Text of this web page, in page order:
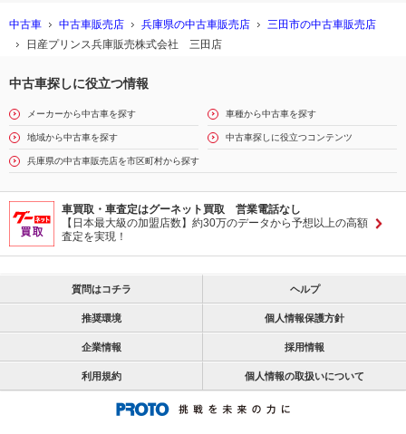
中古車 中古車販売店 兵庫県の中古車販売店
三田市の中古車販売店
日産プリンス兵庫販売株式会社 三田店
中古車探しに役立つ情報
メーカーから中古車を探す 車種から中古車を探す
地域から中古車を探す 中古車探しに役立つコンテンツ
兵庫県の中古車販売店を市区町村から探す
車買取・車査定はグーネット買取 営業電話なし
【日本最大級の加盟店数】約30万のデータから予想以上の高額
査定を実現！
質問はコチラ ヘルプ
推奨環境 個人情報保護方針
企業情報 採用情報
利用規約 個人情報の取扱いについて